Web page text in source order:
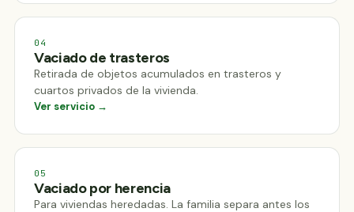
04
Vaciado de trasteros
Retirada de objetos acumulados en trasteros y
cuartos privados de la vivienda.
Ver servicio →
05
Vaciado por herencia
Para viviendas heredadas. La familia separa antes los